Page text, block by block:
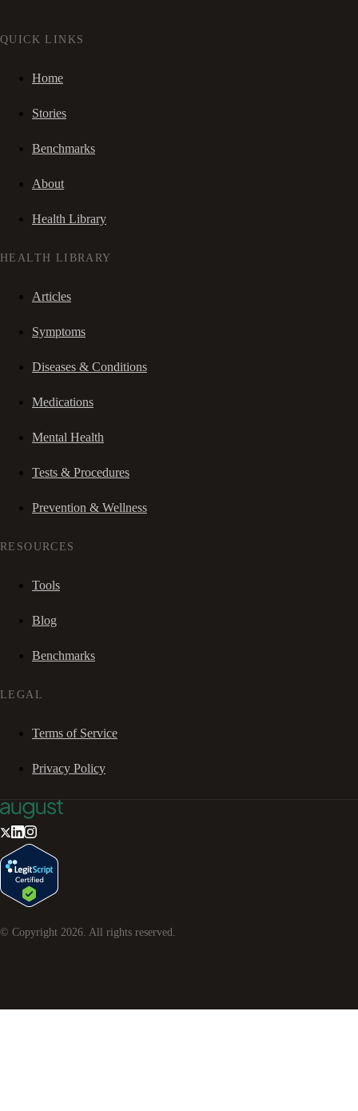
QUICK LINKS
Home
Stories
Benchmarks
About
Health Library
HEALTH LIBRARY
Articles
Symptoms
Diseases & Conditions
Medications
Mental Health
Tests & Procedures
Prevention & Wellness
RESOURCES
Tools
Blog
Benchmarks
LEGAL
Terms of Service
Privacy Policy
© Copyright 2026. All rights reserved.